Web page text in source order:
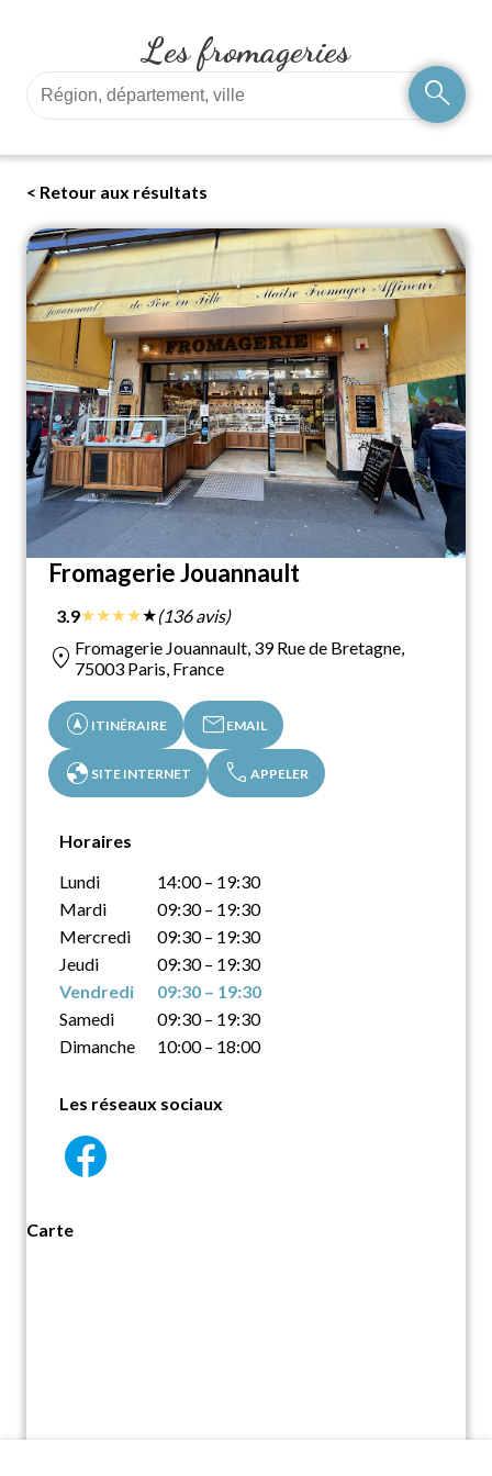
Les fromageries
search
< Retour aux résultats
Fromagerie Jouannault
3.9★★★★★(136 avis)
location_on Fromagerie Jouannault, 39 Rue de Bretagne,
75003 Paris, France
assistant_navigation ITINÉRAIRE mail EMAIL
globe SITE INTERNET call APPELER
Horaires
Lundi
14:00 – 19:30
Mardi
09:30 – 19:30
Mercredi
09:30 – 19:30
Jeudi
09:30 – 19:30
Vendredi
09:30 – 19:30
Samedi
09:30 – 19:30
Dimanche
10:00 – 18:00
Les réseaux sociaux
Carte